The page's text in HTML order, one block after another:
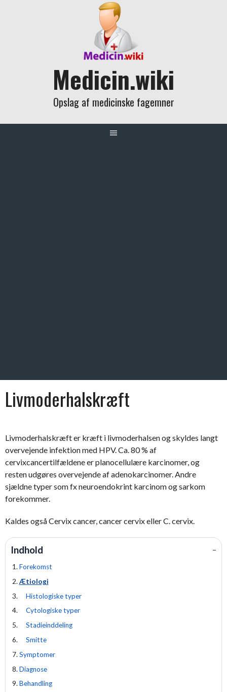
Medicin.wiki
Opslag af medicinske fagemner
Livmoderhalskræft
Livmoderhalskræft er kræft i livmoderhalsen og skyldes langt
overvejende infektion med HPV. Ca. 80 % af
cervixcancertilfældene er planocellulære karcinomer, og
resten udgøres overvejende af adenokarcinomer. Andre
sjældne typer som fx neuroendokrint karcinom og sarkom
forekommer.
Kaldes også Cervix cancer, cancer cervix eller C. cervix.
Indhold −
Forekomst
Ætiologi
Histologiske typer
Cytologiske typer
Stadieinddeling
Smitte
Symptomer
Diagnose
Behandling